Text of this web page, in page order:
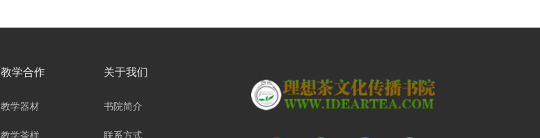
教学合作
教学器材
教学茶样
关于我们
书院简介
联系方式